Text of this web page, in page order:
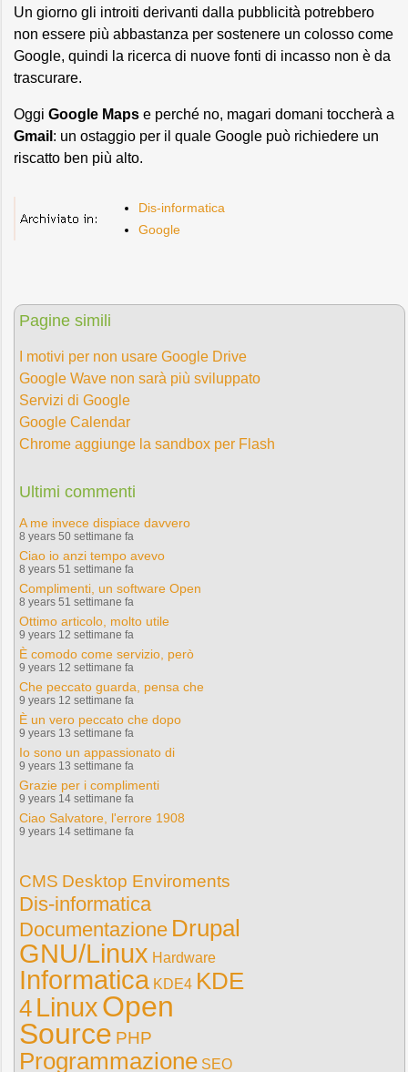
Un giorno gli introiti derivanti dalla pubblicità potrebbero
non essere più abbastanza per sostenere un colosso come
Google, quindi la ricerca di nuove fonti di incasso non è da
trascurare.
Oggi Google Maps e perché no, magari domani toccherà a
Gmail : un ostaggio per il quale Google può richiedere un
riscatto ben più alto.
Dis-informatica
Google
Pagine simili
I motivi per non usare Google Drive
Google Wave non sarà più sviluppato
Servizi di Google
Google Calendar
Chrome aggiunge la sandbox per Flash
Ultimi commenti
A me invece dispiace davvero
8 years 50 settimane fa
Ciao io anzi tempo avevo
8 years 51 settimane fa
Complimenti, un software Open
8 years 51 settimane fa
Ottimo articolo, molto utile
9 years 12 settimane fa
È comodo come servizio, però
9 years 12 settimane fa
Che peccato guarda, pensa che
9 years 12 settimane fa
È un vero peccato che dopo
9 years 13 settimane fa
Io sono un appassionato di
9 years 13 settimane fa
Grazie per i complimenti
9 years 14 settimane fa
Ciao Salvatore, l'errore 1908
9 years 14 settimane fa
CMS Desktop Enviroments
Dis-informatica
Documentazione Drupal
GNU/Linux Hardware
Informatica KDE4 KDE
4 LinuxOpen
Source PHP
Programmazione SEO